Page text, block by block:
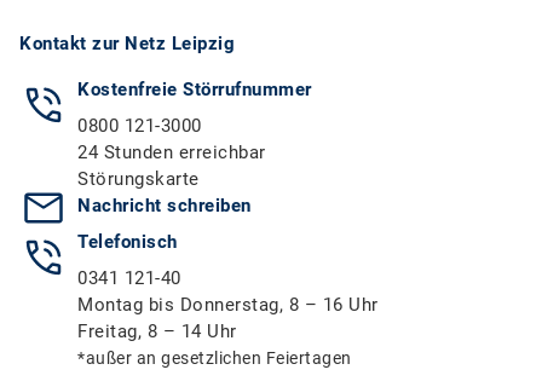
Kontakt zur Netz Leipzig
Kostenfreie Störrufnummer
0800 121-3000
24 Stunden erreichbar
Störungskarte
Nachricht schreiben
Telefonisch
0341 121-40
Montag bis Donnerstag, 8 – 16 Uhr
Freitag, 8 – 14 Uhr
*außer an gesetzlichen Feiertagen